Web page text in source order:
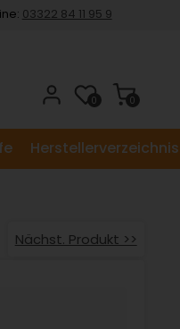
03322 84 11 95 9
0
0
Herstellerverzeichnis
Nächst. Produkt >>